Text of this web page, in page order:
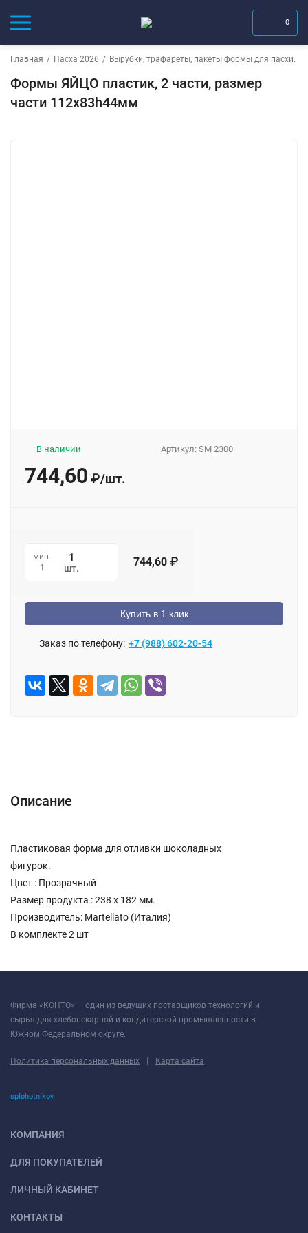
0
Главная / Пасха 2026 / Вырубки, трафареты, пакеты формы для пасхи.
Формы ЯЙЦО пластик, 2 части, размер
части 112х83h44мм
Артикул: SM 2300
В наличии
744,60 ₽/шт.
мин.
1
шт. 744,60 ₽
Купить в 1 клик
Заказ по телефону: +7 (988) 602-20-54
Описание
Пластиковая форма для отливки шоколадных
фигурок.
Цвет : Прозрачный
Размер продукта : 238 х 182 мм.
Производитель: Martellato (Италия)
В комплекте 2 шт
Фирма «КОНТО» — один из ведущих поставщиков технологий и
сырья для хлебопекарной и кондитерской промышленности в
Южном Федеральном округе.
Политика персональных данных | Карта сайта
splohotnikov
КОМПАНИЯ
ДЛЯ ПОКУПАТЕЛЕЙ
ЛИЧНЫЙ КАБИНЕТ
КОНТАКТЫ